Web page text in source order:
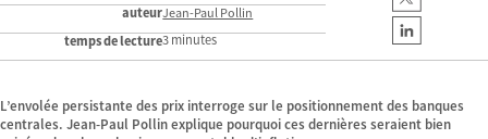
auteurJean-Paul Pollin
temps de lecture3 minutes
L’envolée persistante des prix interroge sur le positionnement des banques
centrales. Jean-Paul Pollin explique pourquoi ces dernières seraient bien